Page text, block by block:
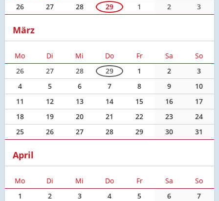
26
27 28 29 1 2 3
März
Mo Di Mi Do Fr Sa
So
26
27 28 29 1 2
3
4
5 6 7 8 9
10
11
12 13 14 15 16
17
18
19 20 21 22 23
24
25
26 27 28 29 30 31
April
Mo Di Mi Do Fr Sa
So
1
2 3 4 5 6
7